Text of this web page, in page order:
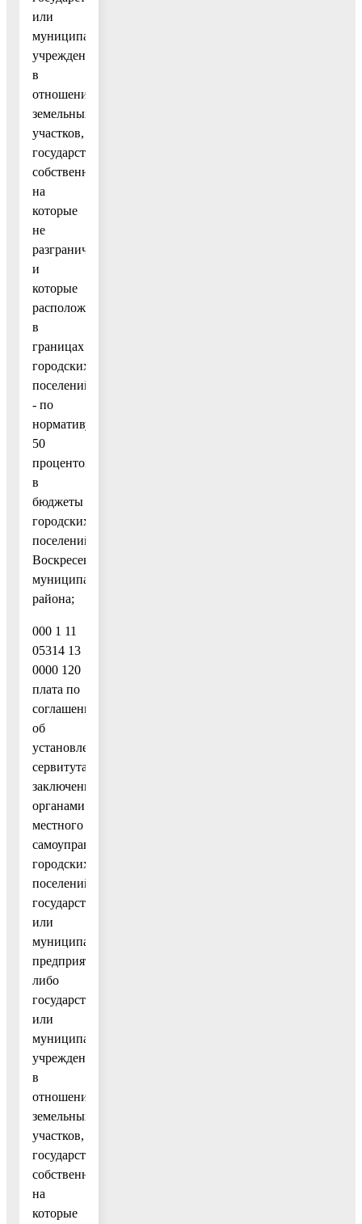
или
муниципальными
учреждениями
в
отношении
земельных
участков,
государственная
собственность
на
которые
не
разграничена,
и
которые
расположены
в
границах
городских
поселений,
- по
нормативу
50
процентов
в
бюджеты
городских
поселений
Воскресенского
муниципального
района;
000 1 11
05314 13
0000 120
плата по
соглашениям
об
установлении
сервитута,
заключенным
органами
местного
самоуправления
городских
поселений,
государственными
или
муниципальными
предприятиями
либо
государственными
или
муниципальными
учреждениями
в
отношении
земельных
участков,
государственная
собственность
на
которые